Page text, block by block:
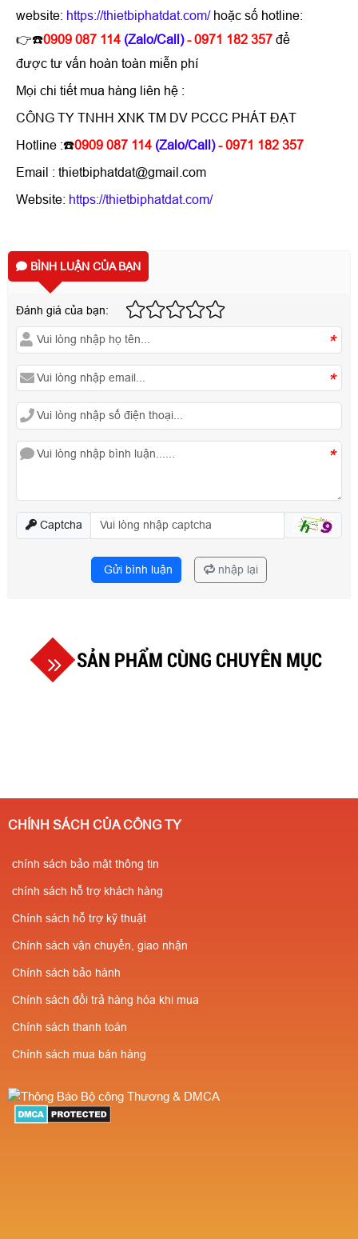
website: https://thietbiphatdat.com/hoặc số hotline:
👉☎️0909 087 114 (Zalo/Call) - 0971 182 357 để
được tư vấn hoàn toàn miễn phí
Mọi chi tiết mua hàng liên hệ :
CÔNG TY TNHH XNK TM DV PCCC PHÁT ĐẠT
Hotline :☎️0909 087 114 (Zalo/Call) - 0971 182 357
Email : thietbiphatdat@gmail.com
Website: https://thietbiphatdat.com/
BÌNH LUẬN CỦA BẠN
Đánh giá của bạn:
*
*
*
Captcha
Gửi bình luận nhập lại
SẢN PHẨM CÙNG CHUYÊN MỤC
CHÍNH SÁCH CỦA CÔNG TY
chính sách bảo mật thông tin
chính sách hỗ trợ khách hàng
Chính sách hỗ trợ kỹ thuật
Chính sách vận chuyển, giao nhận
Chính sách bảo hành
Chính sách đổi trả hàng hóa khi mua
Chính sách thanh toán
Chính sách mua bán hàng